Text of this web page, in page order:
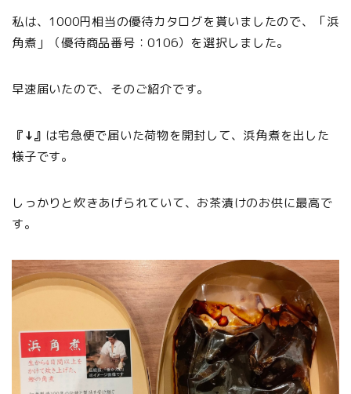
私は、1000円相当の優待カタログを貰いましたので、「浜
角煮」（優待商品番号：0106）を選択しました。
早速届いたので、そのご紹介です。
『↓』 は宅急便で届いた荷物を開封して、浜角煮を出した
様子です。
しっかりと炊きあげられていて、お茶漬けのお供に最高で
す。